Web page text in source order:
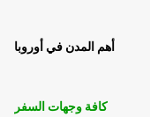
أهم المدن في أوروبا
كافة وجهات السفر